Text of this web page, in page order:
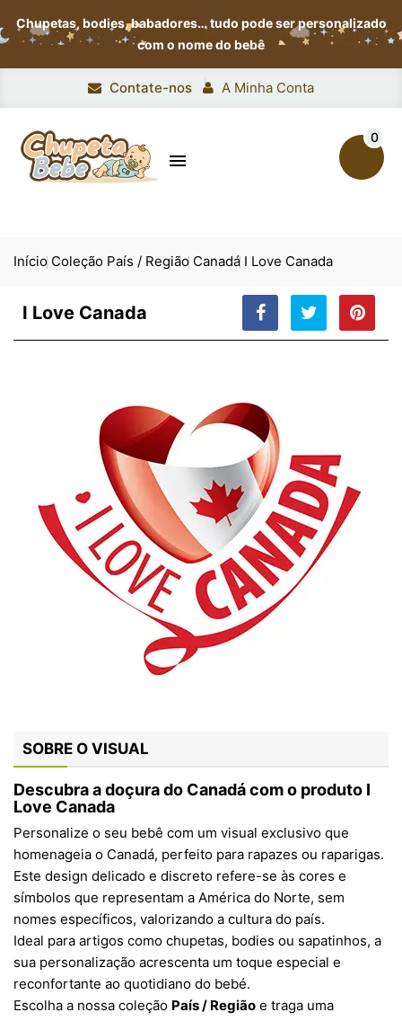
Chupetas, bodies, babadores…tudo pode ser personalizado
com o nome do bebê
Contate-nos A Minha Conta

0
Início Coleção País / Região Canadá I Love Canada
I Love Canada
SOBRE O VISUAL
Descubra a doçura do Canadá com o produto I
Love Canada
Personalize o seu bebê com um visual exclusivo que
homenageia o Canadá, perfeito para rapazes ou raparigas.
Este design delicado e discreto refere-se às cores e
símbolos que representam a América do Norte, sem
nomes específicos, valorizando a cultura do país.
Ideal para artigos como chupetas, bodies ou sapatinhos, a
sua personalização acrescenta um toque especial e
reconfortante ao quotidiano do bebé.
Escolha a nossa coleção País / Região e traga uma